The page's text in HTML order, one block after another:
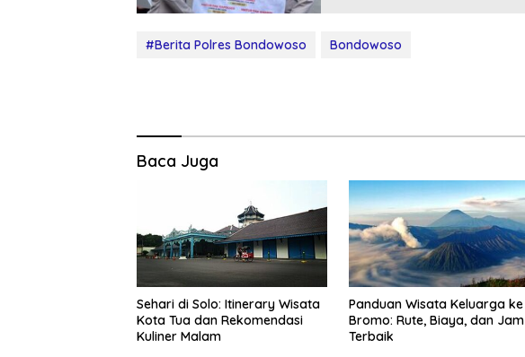
#Berita Polres Bondowoso Bondowoso
Baca Juga
Sehari di Solo: Itinerary Wisata
Kota Tua dan Rekomendasi
Kuliner Malam
Panduan Wisata Keluarga ke
Bromo: Rute, Biaya, dan Jam
Terbaik